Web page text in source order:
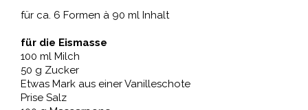
für ca. 6 Formen à 90 ml Inhalt
für die Eismasse
100 ml Milch
50 g Zucker
Etwas Mark aus einer Vanilleschote
Prise Salz